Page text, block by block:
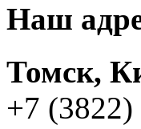
Наш
Томск,
+7